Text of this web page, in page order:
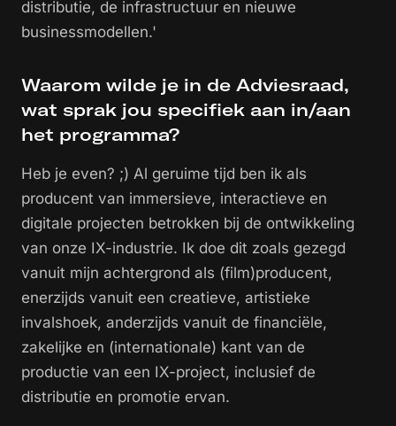
distributie, de infrastructuur en nieuwe
businessmodellen.'
Waarom wilde je in de Adviesraad,
wat sprak jou specifiek aan in/aan
het programma?
Heb je even? ;) Al geruime tijd ben ik als
producent van immersieve, interactieve en
digitale projecten betrokken bij de ontwikkeling
van onze IX-industrie. Ik doe dit zoals gezegd
vanuit mijn achtergrond als (film)producent,
enerzijds vanuit een creatieve, artistieke
invalshoek, anderzijds vanuit de financiële,
zakelijke en (internationale) kant van de
productie van een IX-project, inclusief de
distributie en promotie ervan.